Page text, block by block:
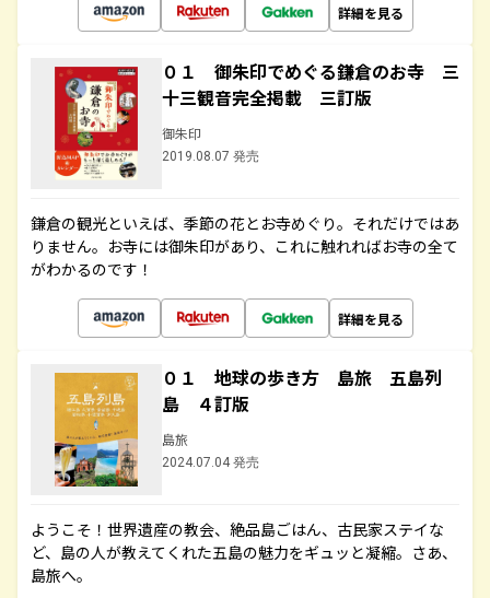
詳細を見る
０１ 御朱印でめぐる鎌倉のお寺 三
十三観音完全掲載 三訂版
御朱印
2019.08.07 発売
鎌倉の観光といえば、季節の花とお寺めぐり。それだけではあ
りません。お寺には御朱印があり、これに触れればお寺の全て
がわかるのです！
詳細を見る
０１ 地球の歩き方 島旅 五島列
島 ４訂版
島旅
2024.07.04 発売
ようこそ！世界遺産の教会、絶品島ごはん、古民家ステイな
ど、島の人が教えてくれた五島の魅力をギュッと凝縮。さあ、
島旅へ。